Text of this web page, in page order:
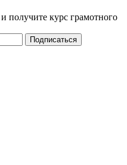
получите курс грамотного